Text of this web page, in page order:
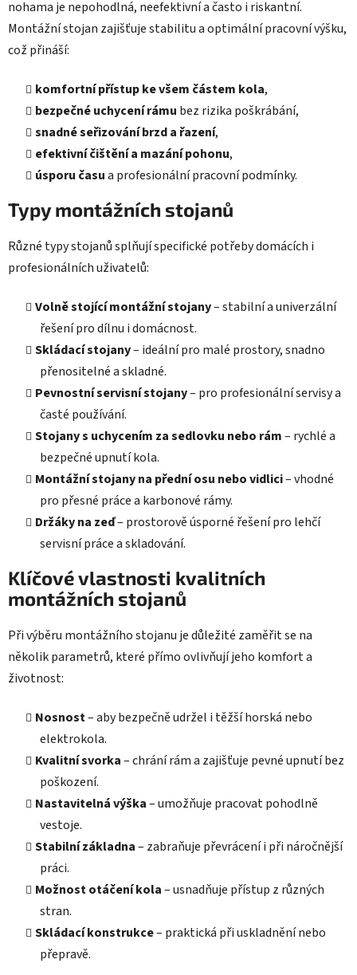
nohama je nepohodlná, neefektivní a často i riskantní.
Montážní stojan zajišťuje stabilitu a optimální pracovní výšku,
což přináší:
komfortní přístup ke všem částem kola,
bezpečné uchycení rámu bez rizika poškrábání,
snadné seřizování brzd a řazení,
efektivní čištění a mazání pohonu,
úsporu časua profesionální pracovní podmínky.
Typy montážních stojanů
Různé typy stojanů splňují specifické potřeby domácích i
profesionálních uživatelů:
Volně stojící montážní stojany– stabilní a univerzální
řešení pro dílnu i domácnost.
Skládací stojany– ideální pro malé prostory, snadno
přenositelné a skladné.
Pevnostní servisní stojany– pro profesionální servisy a
časté používání.
Stojany s uchycením za sedlovku nebo rám– rychlé a
bezpečné upnutí kola.
Montážní stojany na přední osu nebo vidlici– vhodné
pro přesné práce a karbonové rámy.
Držáky na zeď– prostorově úsporné řešení pro lehčí
servisní práce a skladování.
Klíčové vlastnosti kvalitních
montážních stojanů
Při výběru montážního stojanu je důležité zaměřit se na
několik parametrů, které přímo ovlivňují jeho komfort a
životnost:
Nosnost– aby bezpečně udržel i těžší horská nebo
elektrokola.
Kvalitní svorka– chrání rám a zajišťuje pevné upnutí bez
poškození.
Nastavitelná výška– umožňuje pracovat pohodlně
vestoje.
Stabilní základna– zabraňuje převrácení i při náročnější
práci.
Možnost otáčení kola– usnadňuje přístup z různých
stran.
Skládací konstrukce– praktická při uskladnění nebo
přepravě.